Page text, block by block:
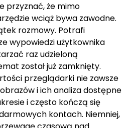
przyznać, że mimo
wciąż bywa zawodne.
rozmowy. Potrafi
wypowiedzi użytkownika
raz udzieloną
został już zamknięty.
przeglądarki nie zawsze
i ich analiza dostępne
i często kończą się
kontach. Niemniej,